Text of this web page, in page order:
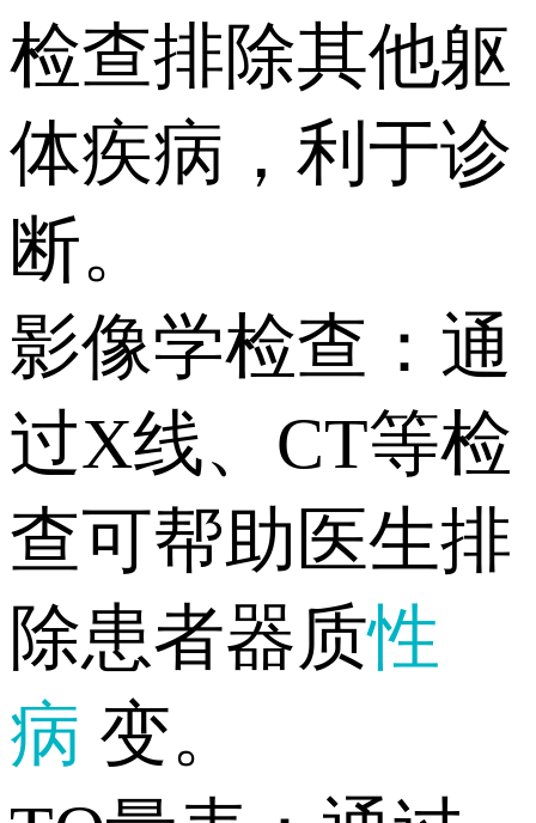
检查排除其他躯
体疾病，利于诊
断。
影像学检查：通
过X线、CT等检
查可帮助医生排
除患者器质性
病 变。